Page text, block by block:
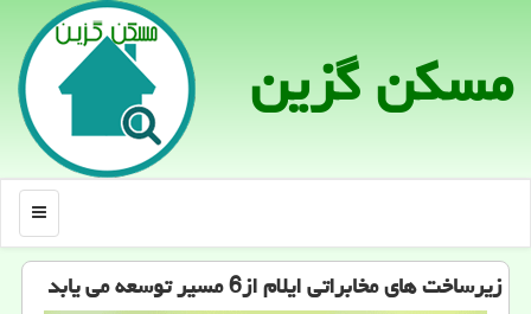
مسكن گزین
منو
زیرساخت های مخابراتی ایلام از6 مسیر توسعه می یابد